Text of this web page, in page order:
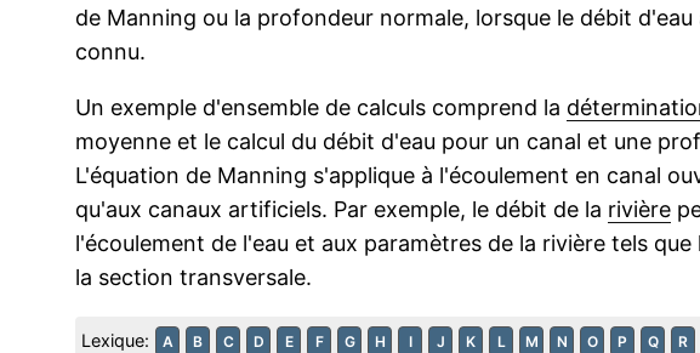
de Manning ou la profondeur normale, lorsque le débit
connu.
Un exemple d'ensemble de calculs comprend la
moyenne et le calcul du débit d'eau pour un canal et une
L'équation de Manning s'applique à l'écoulement en canal
qu'aux canaux artificiels. Par exemple, le débit de la rivière
l'écoulement de l'eau et aux paramètres de la rivière tels
la section transversale.
Lexique: A B C D E F G H I J K L M N O P Q R